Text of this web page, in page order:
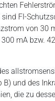
FI-
von 30
mA bzw.
B) und des
die zu